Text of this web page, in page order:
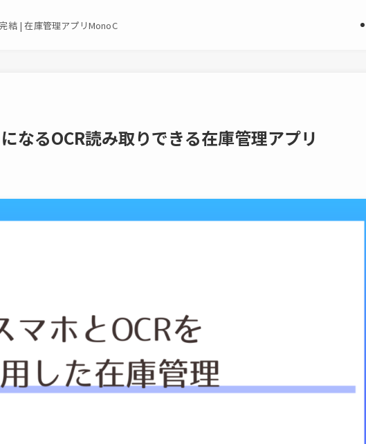
結 | 在庫管理アプリMonoC
なるOCR読み取りできる在庫管理アプリ